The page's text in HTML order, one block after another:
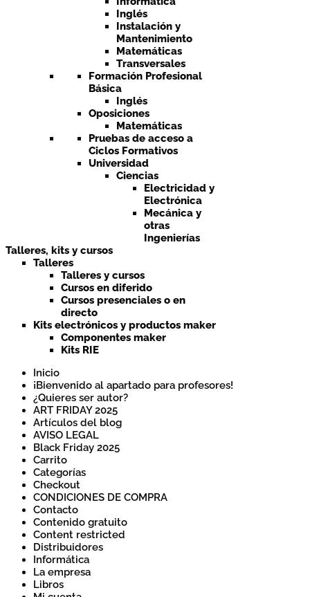
Inglés
Instalación y
Mantenimiento
Matemáticas
Transversales
Formación Profesional
Básica
Inglés
Oposiciones
Matemáticas
Pruebas de acceso a
Ciclos Formativos
Universidad
Ciencias
Electricidad y
Electrónica
Mecánica y
otras
Ingenierías
Talleres, kits y cursos
Talleres
Talleres y cursos
Cursos en diferido
Cursos presenciales o en
directo
Kits electrónicos y productos maker
Componentes maker
Kits RIE
Inicio
¡Bienvenido al apartado para profesores!
¿Quieres ser autor?
ART FRIDAY 2025
Artículos del blog
AVISO LEGAL
Black Friday 2025
Carrito
Categorías
Checkout
CONDICIONES DE COMPRA
Contacto
Contenido gratuito
Content restricted
Distribuidores
Informática
La empresa
Libros